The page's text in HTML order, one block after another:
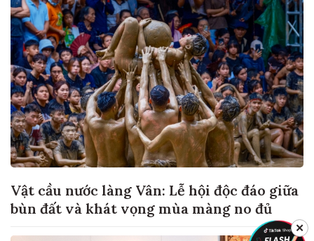
Vật cầu nước làng Vân: Lễ hội độc đáo giữa
bùn đất và khát vọng mùa màng no đủ
✕